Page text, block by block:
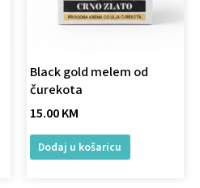
Black gold melem od
čurekota
15.00KM
Dodaj u košaricu